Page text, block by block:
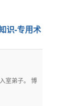
识-专用术
室弟子。 博